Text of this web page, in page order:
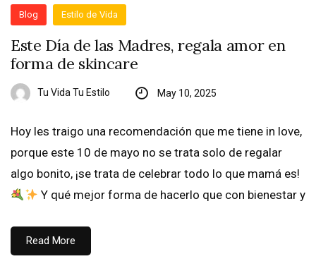
Blog Estilo de Vida
Este Día de las Madres, regala amor en
forma de skincare
Tu Vida Tu Estilo May 10, 2025
Hoy les traigo una recomendación que me tiene in love,
porque este 10 de mayo no se trata solo de regalar
algo bonito, ¡se trata de celebrar todo lo que mamá es!
Y qué mejor forma de hacerlo que con bienestar y
Read More